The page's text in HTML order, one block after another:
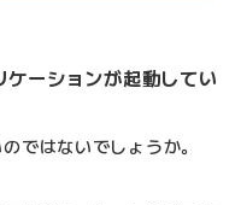
ーションが起動してい
ではないでしょうか。